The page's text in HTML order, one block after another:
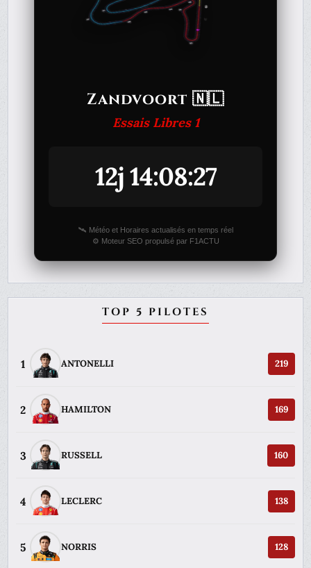
Zandvoort 🇳🇱
Essais Libres 1
12j 14:08:27
🛰️ Météo et Horaires actualisés en temps réel
⚙️ Moteur SEO propulsé par F1ACTU
TOP 5 PILOTES
1 ANTONELLI 219
2 HAMILTON 169
3 RUSSELL 160
4 LECLERC 138
5 NORRIS 128